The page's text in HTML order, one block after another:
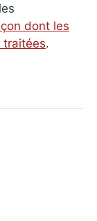
dont les
traitées.